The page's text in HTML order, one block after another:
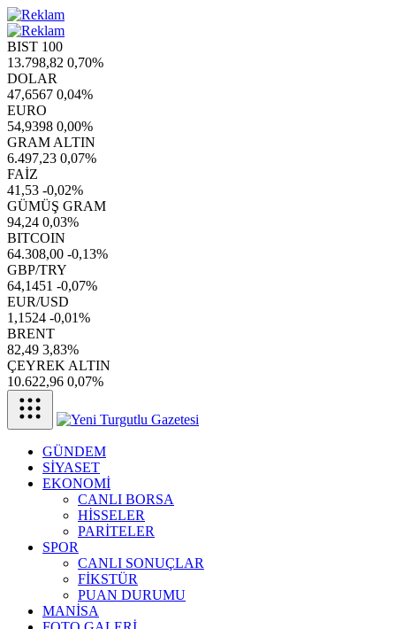
BIST 100
13.798,82 0,70%
DOLAR
47,6567 0,04%
EURO
54,9398 0,00%
GRAM ALTIN
6.497,23 0,07%
FAİZ
41,53 -0,02%
GÜMÜŞ GRAM
94,24 0,03%
BITCOIN
64.308,00 -0,13%
GBP/TRY
64,1451 -0,07%
EUR/USD
1,1524 -0,01%
BRENT
82,49 3,83%
ÇEYREK ALTIN
10.622,96 0,07%
GÜNDEM
SİYASET
EKONOMİ
CANLI BORSA
HİSSELER
PARİTELER
SPOR
CANLI SONUÇLAR
FİKSTÜR
PUAN DURUMU
MANİSA